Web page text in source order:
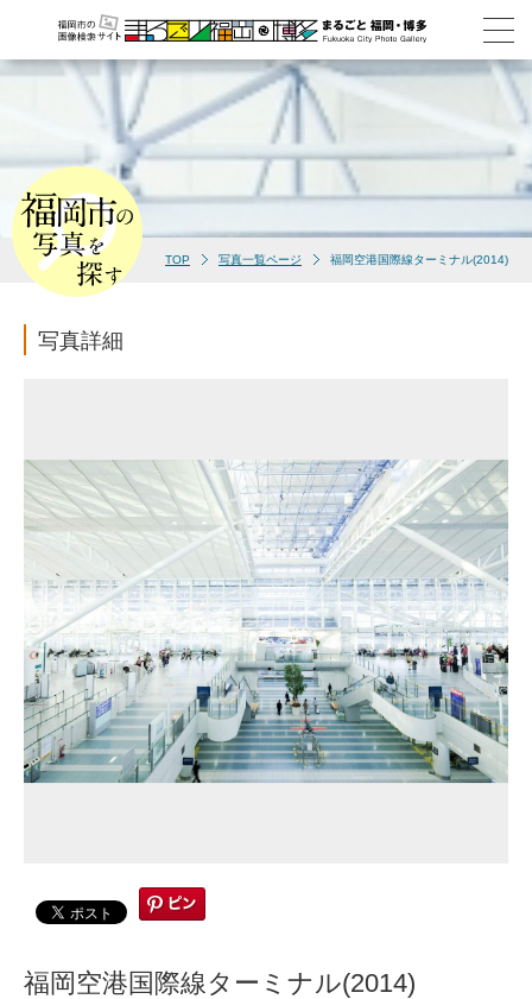
TOP 写真一覧ページ 福岡空港国際線ターミナル(2014)
写真詳細
福岡空港国際線ターミナル(2014)